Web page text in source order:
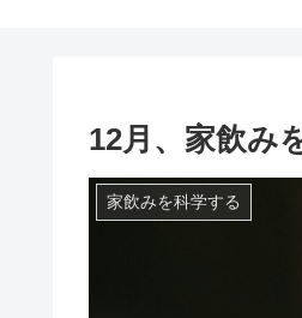
12月、家飲み
家飲みを科学する